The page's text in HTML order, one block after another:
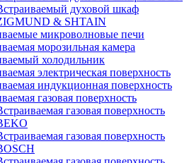
духовой шкаф
& SHTAIN
микроволновые печи
морозильная камера
холодильник
электрическая поверхность
индукционная поверхность
газовая поверхность
газовая поверхность
газовая поверхность